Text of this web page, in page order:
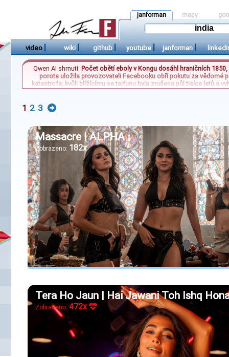
janforman mapy
video | wiki | github | youtube | janforman |
Qwen AI shrnutí: Počet obětí eboly v Kongu dosáhl hraničních
porota uložila provozovateli Facebooku obří pokutu za vědomé
katastrofa; kvůli blížícímu se tajfunu byla zrušena půl tisíce letů a
1 2 3
Massacre | ALPHA
Zobrazeno: 182x
Tera Ho Jaun | Hai Jawani Toh Ishq
Zobrazeno:472x